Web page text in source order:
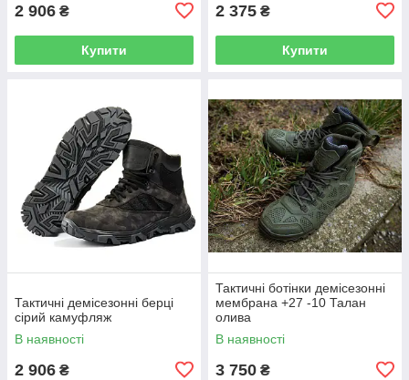
2 906 ₴
Купити
2 375 ₴
Купити
Тактичні демісезонні берці
сірий камуфляж
В наявності
2 906 ₴
Тактичні ботінки демісезонні
мембрана +27 -10 Талан
олива
В наявності
3 750 ₴